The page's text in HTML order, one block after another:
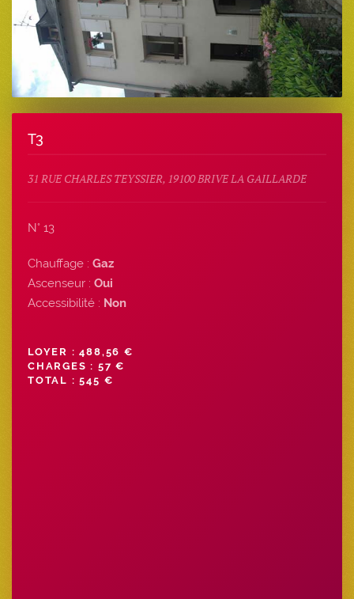
T3
31 RUE CHARLES TEYSSIER, 19100 BRIVE LA GAILLARDE
N° 13
Chauffage : Gaz
Ascenseur : Oui
Accessibilité : Non
LOYER : 488,56 €
CHARGES : 57 €
TOTAL : 545 €